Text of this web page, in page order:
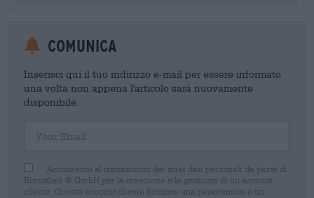
Comunica
Inserisci qui il tuo indirizzo e-mail per essere informato
una volta non appena l'articolo sarà nuovamente
disponibile.
Acconsento al trattamento dei miei dati personali da parte di
Bierothek ® GmbH per la creazione e la gestione di un account
cliente. Questo account cliente fornisce una panoramica e un